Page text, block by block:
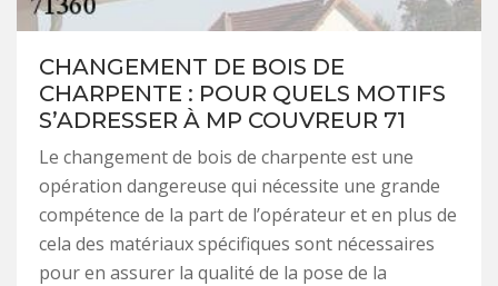
CHANGEMENT DE BOIS DE
CHARPENTE : POUR QUELS MOTIFS
S’ADRESSER À MP COUVREUR 71
Le changement de bois de charpente est une
opération dangereuse qui nécessite une grande
compétence de la part de l’opérateur et en plus de
cela des matériaux spécifiques sont nécessaires
pour en assurer la qualité de la pose de la